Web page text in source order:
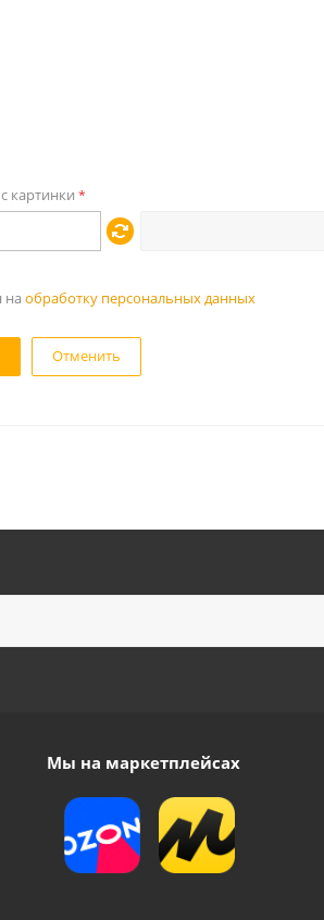
картинки *
на обработку персональных данных
Отменить
Мы на маркетплейсах